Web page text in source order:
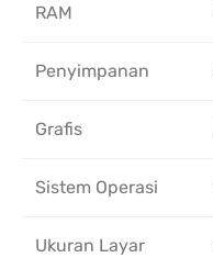
RAM
Penyimpanan
Grafis
Sistem Operasi
Ukuran Layar